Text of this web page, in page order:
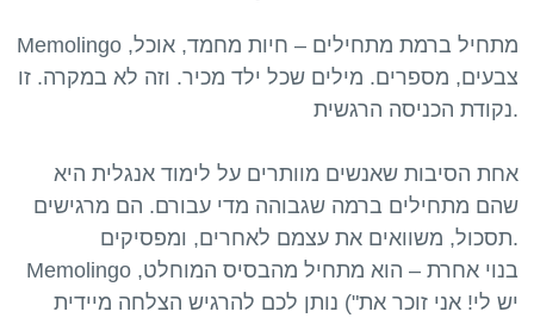
Memolingo מתחיל ברמת מתחילים – חיות מחמד, אוכל,
צבעים, מספרים. מילים שכל ילד מכיר. וזה לא במקרה. זו
נקודת הכניסה הרגשית.
אחת הסיבות שאנשים מוותרים על לימוד אנגלית היא
שהם מתחילים ברמה שגבוהה מדי עבורם. הם מרגישים
תסכול, משוואים את עצמם לאחרים, ומפסיקים.
Memolingo בנוי אחרת – הוא מתחיל מהבסיס המוחלט,
נותן לכם להרגיש הצלחה מיידית ("יש לי! אני זוכר את